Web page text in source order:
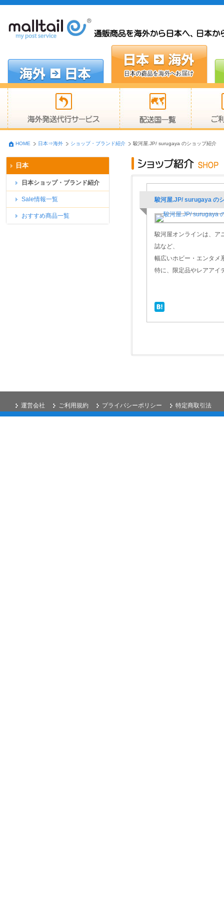
HOME 日本⇒海外 ショップ・ブランド紹介 駿河屋.JP/ surugaya のショップ紹介
日本
日本ショップ・ブランド紹介
Sale情報一覧
おすすめ商品一覧
駿河屋.JP/ surugaya の
駿河屋オンラインは、ア
誌など、
幅広いホビー・エンタメ
特に、限定品やレアアイ
特定商取引法
プライバシーポリシー
ご利用規約
運営会社